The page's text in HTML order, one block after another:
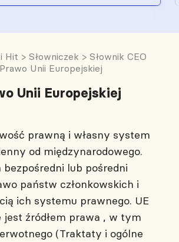
Hit > Słowniczek > Słownik CEO
Prawo Unii Europejskiej
Unii Europejskiej
prawną i własny system
od międzynarodowego.
bezpośredni lub pośredni
państw członkowskich i
ich systemu prawnego. UE
jest źródłem prawa , w tym
(Traktaty i ogólne